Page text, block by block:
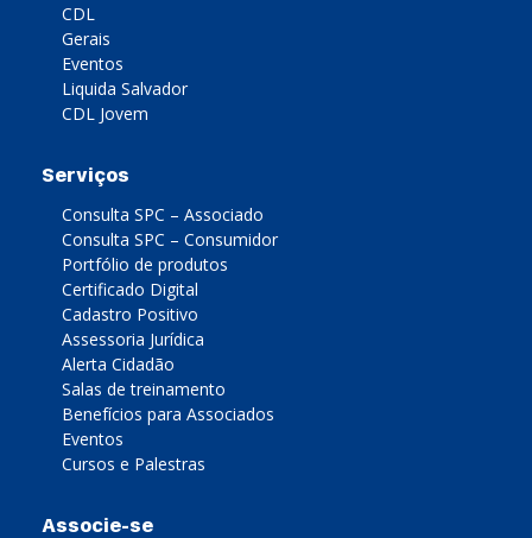
CDL
Gerais
Eventos
Liquida Salvador
CDL Jovem
Serviços
Consulta SPC – Associado
Consulta SPC – Consumidor
Portfólio de produtos
Certificado Digital
Cadastro Positivo
Assessoria Jurídica
Alerta Cidadão
Salas de treinamento
Benefícios para Associados
Eventos
Cursos e Palestras
Associe-se